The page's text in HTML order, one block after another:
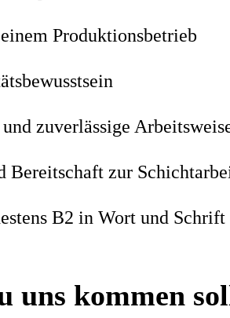
Produktionsbetrieb
zuverlässige
zur
B2 in Wort und Schrift
uns kommen